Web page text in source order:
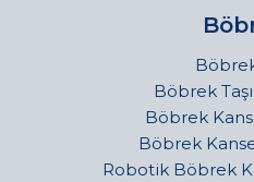
Böbrek
Böbrek
Böbrek
Robotik Böbrek